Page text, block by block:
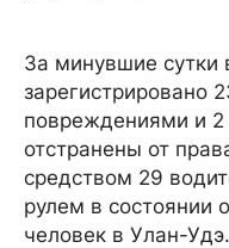
За минувшие сутки
зарегистрировано
повреждениями и
отстранены от
средством 29
рулем в состоянии
человек в Улан-Удэ.